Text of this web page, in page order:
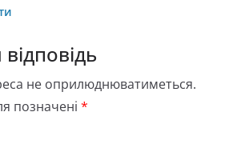
не оприлюднюватиметься.
позначені *